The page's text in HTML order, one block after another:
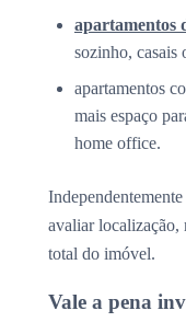
apartamentos
sozinho, casais
apartamentos
mais espaço
home office.
avaliar localização,
total do imóvel.
Vale a pena